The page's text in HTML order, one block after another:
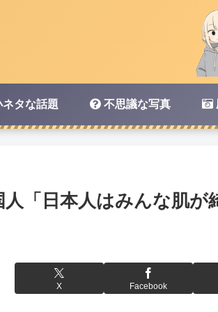
ネタな話題 不思議な写真
人「日本人はみんな肌
X Facebook